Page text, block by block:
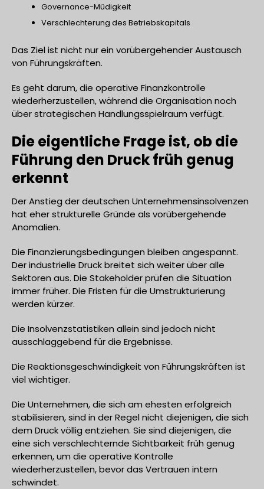
Governance-Müdigkeit
Verschlechterung des Betriebskapitals
Das Ziel ist nicht nur ein vorübergehender Austausch
von Führungskräften.
Es geht darum, die operative Finanzkontrolle
wiederherzustellen, während die Organisation noch
über strategischen Handlungsspielraum verfügt.
Die eigentliche Frage ist, ob die
Führung den Druck früh genug
erkennt
Der Anstieg der deutschen Unternehmensinsolvenzen
hat eher strukturelle Gründe als vorübergehende
Anomalien.
Die Finanzierungsbedingungen bleiben angespannt.
Der industrielle Druck breitet sich weiter über alle
Sektoren aus. Die Stakeholder prüfen die Situation
immer früher. Die Fristen für die Umstrukturierung
werden kürzer.
Die Insolvenzstatistiken allein sind jedoch nicht
ausschlaggebend für die Ergebnisse.
Die Reaktionsgeschwindigkeit von Führungskräften ist
viel wichtiger.
Die Unternehmen, die sich am ehesten erfolgreich
stabilisieren, sind in der Regel nicht diejenigen, die sich
dem Druck völlig entziehen. Sie sind diejenigen, die
eine sich verschlechternde Sichtbarkeit früh genug
erkennen, um die operative Kontrolle
wiederherzustellen, bevor das Vertrauen intern
schwindet.